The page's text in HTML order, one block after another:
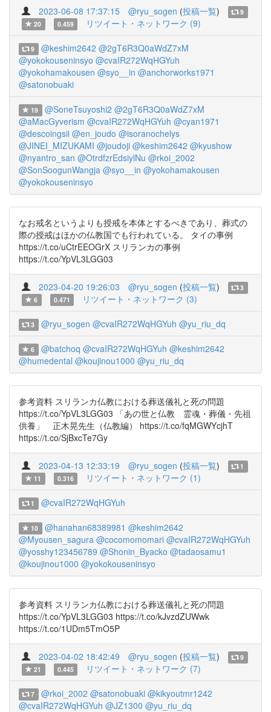
2023-06-08 17:37:15 @ryu_sogen (投稿一覧)
9
20
0.459 リツイート・ネットワーク (9)
9 @keshim2642 @2gT6R3Q0aWdZ7xM
@yokokouseninsyo @cvaIR272WqHGYuh
@yokohamakousen @syo__in @anchorworks1971
@satonobuaki
19 @SoneTsuyoshi2 @2gT6R3Q0aWdZ7xM
@aMacGyverism @cvaIR272WqHGYuh @cyan1971
@descoingsii @en_joudo @isoranochelys
@JINEI_MIZUKAMI @joudoji @keshim2642 @kyushow
@nyantro_san @OtrdfzrEdsiylNu @rkoi_2002
@SonSoogunWangja @syo__in @yokohamakousen
@yokokouseninsyo
なお戒名というよりも授戒を本体とするべきであり、葬式の
際の授戒はほかの仏教国でも行われている。 タイの事例
https://t.co/uCtrEEOGrX スリランカの事例
https://t.co/YpVL3LGG03
2023-04-20 19:26:03 @ryu_sogen (投稿一覧)
3
6
0.471 リツイート・ネットワーク (3)
3 @ryu_sogen @cvaIR272WqHGYuh @yu_riu_dq
6 @batchoq @cvaIR272WqHGYuh @keshim2642
@humedental @koujinou1000 @yu_riu_dq
参考資料 スリランカ仏教における葬送儀礼と死の問題
https://t.co/YpVL3LGG03 「あの世と仏教 霊魂・葬儀・先祖
供養」 正木晃先生（仏教編） https://t.co/fqMGWYcjhT
https://t.co/SjBxcTe7Gy
2023-04-13 12:33:19 @ryu_sogen (投稿一覧)
1
11
0.316 リツイート・ネットワーク (1)
1 @cvaIR272WqHGYuh
10 @hanahan68389981 @keshim2642
@Myousen_sagura @cocomomomari @cvaIR272WqHGYuh
@yosshy123456789 @Shonin_Byacko @tadaosamu1
@koujinou1000 @yokokouseninsyo
参考資料 スリランカ仏教における葬送儀礼と死の問題
https://t.co/YpVL3LGG03 https://t.co/kJvzdZUWwk
https://t.co/1UDm5TmO5P
2023-04-02 18:42:49 @ryu_sogen (投稿一覧)
9
21
0.445 リツイート・ネットワーク (7)
7 @rkoi_2002 @satonobuaki @kikyoutmr1242
@cvaIR272WqHGYuh @JZ1300 @yu_riu_dq